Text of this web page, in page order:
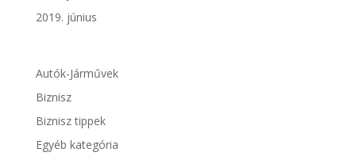
2019. június
Autók-Járművek
Biznisz
Biznisz tippek
Egyéb kategória